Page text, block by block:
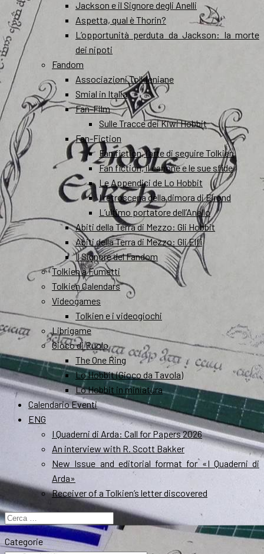
Jackson e il Signore degli Anelli
Aspetta, qual è Thorin?
L’opportunità perduta da Jackson: la morte
dei nipoti
Fandom
Associazioni Tolkieniane
Smial in Italia
Fan-Film
Sulle Tracce dei Kiwi Hobbit
Fan-Fiction
Fan fiction, l’arte di seguire Tolkien
Fan fiction, il canone e le sue sfide
Le Appendici de Lo Hobbit
I retroscena della dimora di Elrond
L’ultimo portatore dell’Anello
Abiti della Terra di Mezzo: Gli Hobbit
Abiti della Terra di Mezzo: Gli Elfi
Il Signore del Fandom
Tolkien a Fumetti
Tolkien Calendars
Videogames
Tolkien e i videogiochi
Librigame
Gioco di Ruolo
The One Ring
Lo Hobbit (Gioco da Tavola)
Lo Hobbit in miniatura
Calendario Eventi
ENG
I Quaderni di Arda: Call for Papers 2026
An interview with R. Scott Bakker
New Issue and editorial format for «I Quaderni di
Arda»
Receiver of a Tolkien’s letter discovered
Ricerca
per:
Categorie